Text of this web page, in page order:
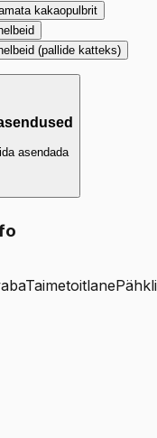
kakaopulbrit
(pallide katteks)
asendada
Taimetoitlane